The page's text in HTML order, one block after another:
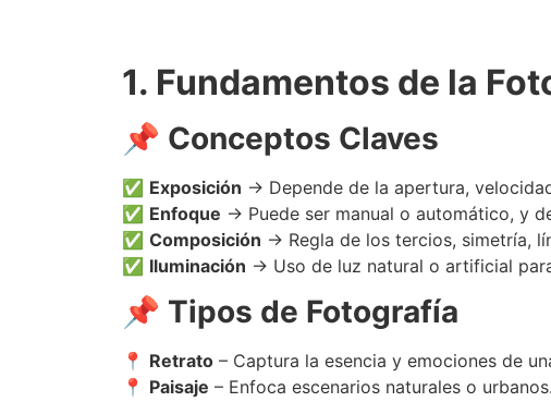
1. Fundamentos de la
📌 Conceptos Claves
✅ Exposición → Depende de la apertura,
✅ Enfoque → Puede ser manual o automático, y
✅ Composición → Regla de los tercios, simetría,
✅ Iluminación → Uso de luz natural o artificial
📌 Tipos de Fotografía
📍 Retrato – Captura la esencia y emociones de
📍 Paisaje – Enfoca escenarios naturales o urbanos.